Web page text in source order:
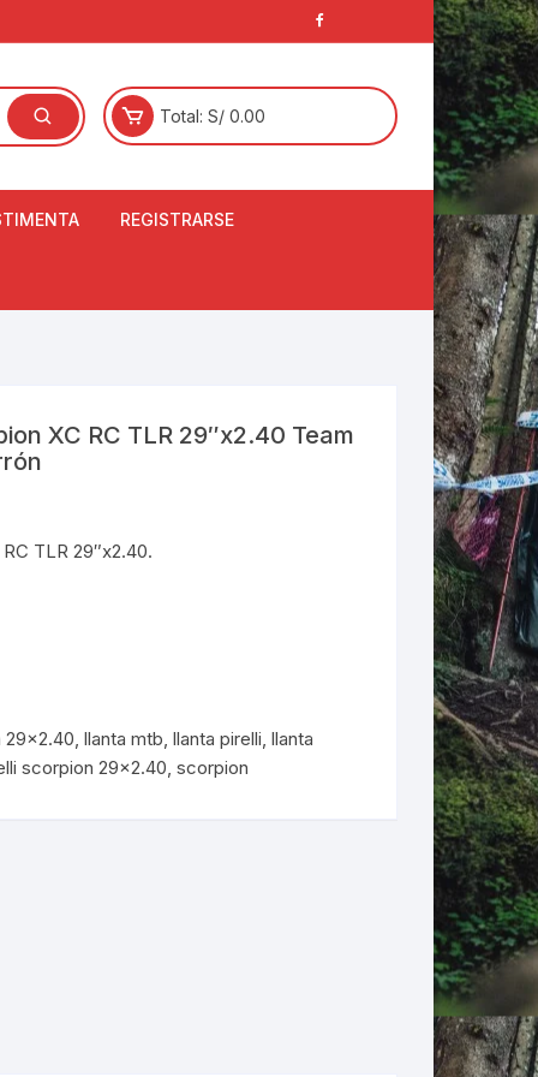
Total: S/0.00
REGISTRARSE
XC RC TLR 29″x2.40 Team
TLR 29″x2.40.
29x2.40,llanta mtb,llanta pirelli,llanta
scorpion 29x2.40,scorpion